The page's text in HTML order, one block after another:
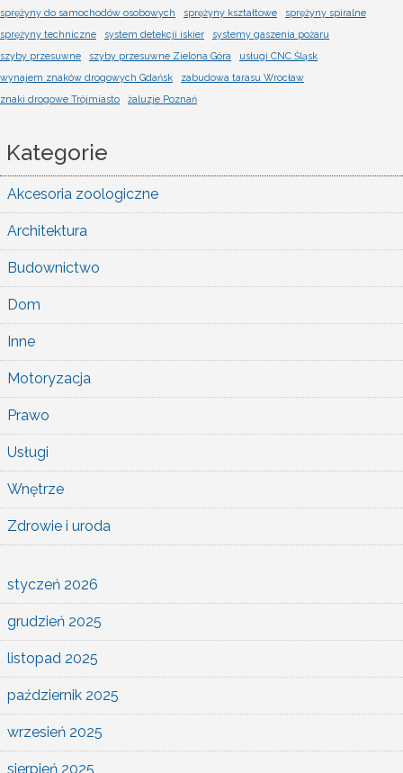
sprężyny do samochodów osobowych
sprężyny kształtowe
sprężyny spiralne
sprężyny techniczne
system detekcji iskier
systemy gaszenia pożaru
szyby przesuwne
szyby przesuwne Zielona Góra
usługi CNC Śląsk
wynajem znaków drogowych Gdańsk
zabudowa tarasu Wrocław
znaki drogowe Trójmiasto
żaluzje Poznań
Kategorie
Akcesoria zoologiczne
Architektura
Budownictwo
Dom
Inne
Motoryzacja
Prawo
Usługi
Wnętrze
Zdrowie i uroda
styczeń 2026
grudzień 2025
listopad 2025
październik 2025
wrzesień 2025
sierpień 2025